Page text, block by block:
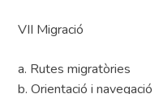
VII Migració
a. Rutes migratòries
b. Orientació i navegació